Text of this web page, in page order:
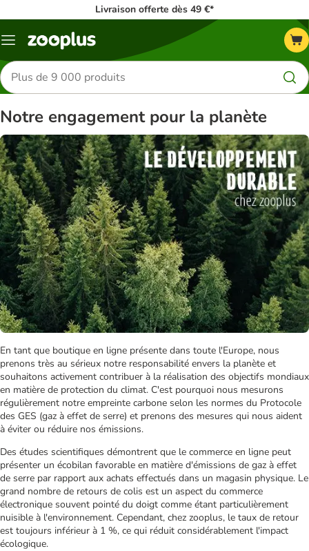
Livraison offerte dès 49 €*
Menu
Rechercher
des
produits
Notre engagement pour la planète
En tant que boutique en ligne présente dans toute l'Europe, nous
prenons très au sérieux notre responsabilité envers la planète et
souhaitons activement contribuer à la réalisation des objectifs mondiaux
en matière de protection du climat. C'est pourquoi nous mesurons
régulièrement notre empreinte carbone selon les normes du Protocole
des GES (gaz à effet de serre) et prenons des mesures qui nous aident
à éviter ou réduire nos émissions.
Des études scientifiques démontrent que le commerce en ligne peut
présenter un écobilan favorable en matière d'émissions de gaz à effet
de serre par rapport aux achats effectués dans un magasin physique. Le
grand nombre de retours de colis est un aspect du commerce
électronique souvent pointé du doigt comme étant particulièrement
nuisible à l'environnement. Cependant, chez zooplus, le taux de retour
est toujours inférieur à 1 %, ce qui réduit considérablement l'impact
écologique.